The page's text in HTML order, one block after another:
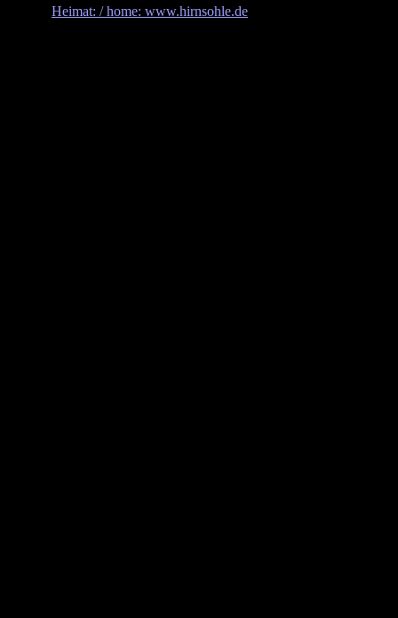
Heimat: / home: www.hirnsohle.de